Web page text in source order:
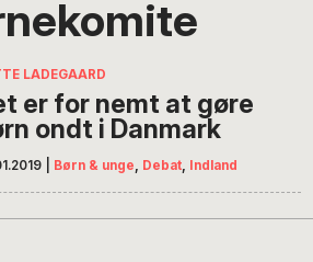
LADEGAARD
er for nemt at gøre
ondt i Danmark
Børn & unge, Debat, Indland